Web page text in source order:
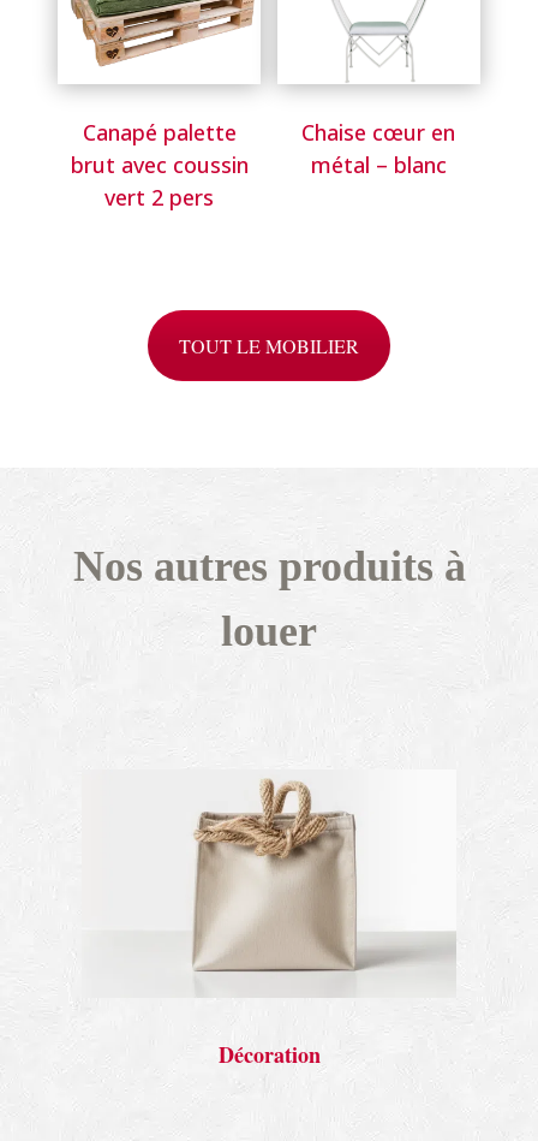
Canapé palette
brut avec coussin
vert 2 pers
Chaise cœur en
métal – blanc
TOUT LE MOBILIER
Nos autres produits à
louer
Décoration